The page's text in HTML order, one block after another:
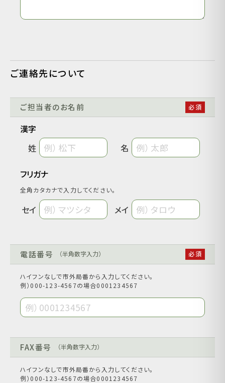
ご連絡先について
ご担当者のお名前
漢字
姓
名
フリガナ
全角カタカナで入力してください。
セイ メイ
電話番号 （半角数字入力）
ハイフンなしで市外局番から入力してください。
例）000-123-4567の場合0001234567
FAX番号 （半角数字入力）
ハイフンなしで市外局番から入力してください。
例）000-123-4567の場合0001234567